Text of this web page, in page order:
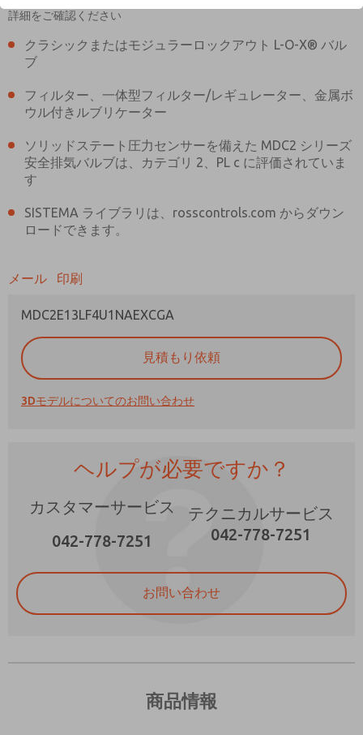
詳細をご確認ください
クラシックまたはモジュラーロックアウト L-O-X® バル
ブ
フィルター、一体型フィルター/レギュレーター、金属ボ
ウル付きルブリケーター
ソリッドステート圧力センサーを備えた MDC2 シリーズ
安全排気バルブは、カテゴリ 2、PL c に評価されていま
す
SISTEMA ライブラリは、rosscontrols.com からダウン
ロードできます。
メール 印刷
MDC2E13LF4U1NAEXCGA
見積もり依頼
3Dモデルについてのお問い合わせ
ヘルプが必要ですか？
カスタマーサービス
042-778-7251
テクニカルサービス
042-778-7251
お問い合わせ
商品情報
3Dモデルについてはお問い合わせ
ください
ロス・アジアへのご注文に関する
機能、製品性能などに関する最新情報を定期的
提供したデータが電子的に収集および保存され
ることに同意します。私のデータは、私の要求
を処理して回答するために厳密に指定された場
合にのみ使用されます。お問い合わせフォーム
を送信することにより、処理に同意します。
×